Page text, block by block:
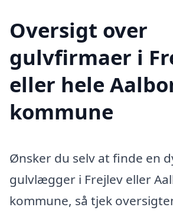
Oversigt over
gulvfirmaer i
eller hele
kommune
Ønsker du selv at finde en
gulvlægger i Frejlev eller
kommune, så tjek